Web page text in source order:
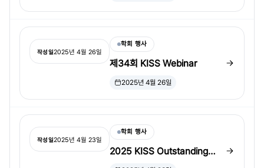
작성일2025년 4월 26일
학회 행사
제34회 KISS Webinar
2025년 4월 26일
작성일2025년 4월 23일
학회 행사
2025 KISS Outstanding
Student Paper Award 발표